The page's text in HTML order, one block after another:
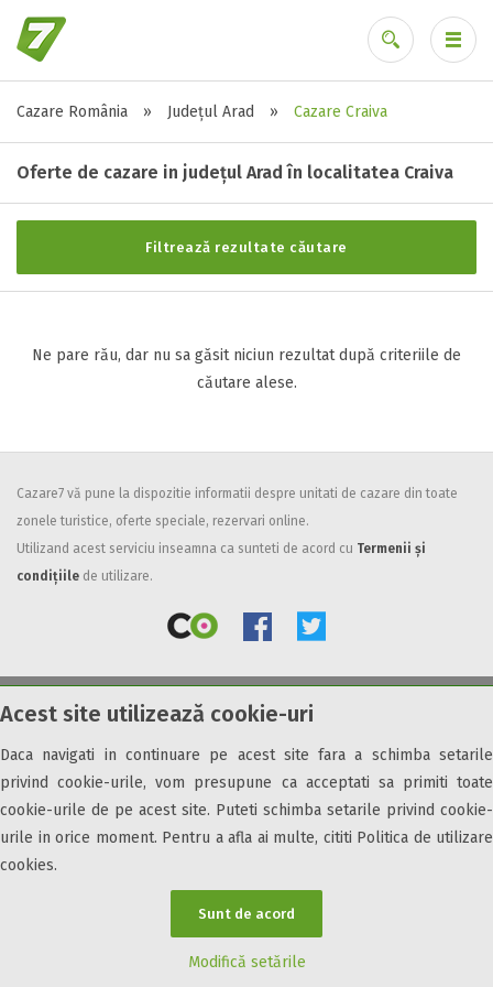
Acest site utilizează cookie-uri
Daca navigati in continuare pe acest site fara a schimba setarile
privind cookie-urile, vom presupune ca acceptati sa primiti toate
cookie-urile de pe acest site. Puteti schimba setarile privind cookie-
urile in orice moment. Pentru a afla ai multe, cititi Politica de utilizare
cookies.
Sunt de acord
Modifică setările
Cazare România » Județul Arad » Cazare Craiva
Oferte de cazare in județul Arad în localitatea Craiva
Filtrează rezultate căutare
Stele / margarete
Neclasificat
2 stele / margarete
3 stele / margarete
Facilități
Internet wireless
All inclusive
Pensiune completa
Demipensiune
Mic dejun
Accepta animale
Accepta voucher vacanta
Acces persoane cu dizabilități
Ne pare rău, dar nu sa găsit niciun rezultat după criteriile de
căutare alese.
Cazare7 vă pune la dispozitie informatii despre unitati de cazare din toate
zonele turistice, oferte speciale, rezervari online.
Utilizand acest serviciu inseamna ca sunteti de acord cu Termenii și
condițiile de utilizare.
© 2026 Cazare7. Toate drepturile rezervate.
Obiective turistice Informații utile Parteneri Cazare7 Harta Cazare7